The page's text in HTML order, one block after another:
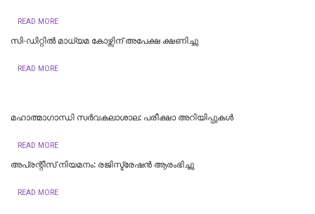
READ MORE
സി-ഡിറ്റിൽ മാധ്യമ കോഴ്സിന് അപേക്ഷ ക്ഷണിച്ചു
READ MORE
മഹാത്മാഗാന്ധി സർവകലാശാല: പരീക്ഷാ അറിയിപ്പുകൾ
READ MORE
അപ്രന്റീസ് നിയമനം: രജിസ്ട്രേഷൻ ആരംഭിച്ചു
READ MORE